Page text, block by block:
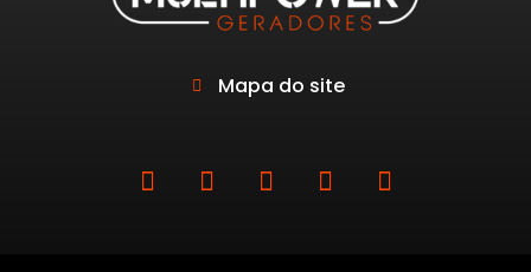
Mapa do site